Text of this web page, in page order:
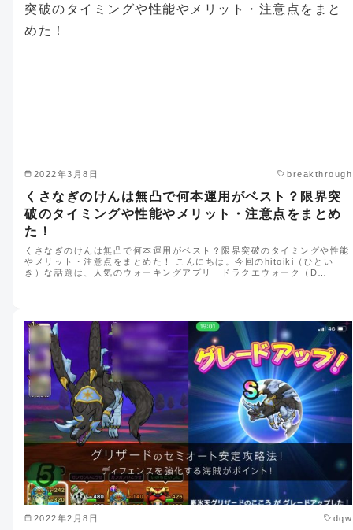
2022年3月8日 breakthrough
くさなぎのけんは無凸で何本運用がベスト？限界突
破のタイミングや性能やメリット・注意点をまとめ
た！
くさなぎのけんは無凸で何本運用がベスト？限界突破のタイミングや性能
やメリット・注意点をまとめた！ こんにちは。今回のhitoiki（ひとい
き）な話題は、人気のウォーキングアプリ「ドラクエウォーク（D…
2022年2月8日 dqw